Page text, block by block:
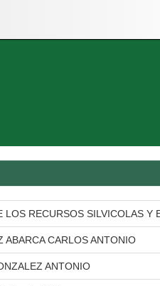
LOS RECURSOS SILVICOLAS Y
ABARCA CARLOS ANTONIO
ANTONIO